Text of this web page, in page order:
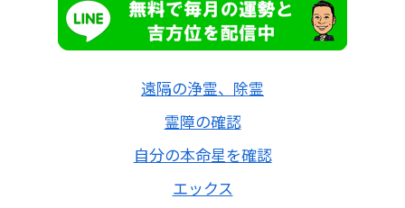
遠隔の浄霊、除霊
霊障の確認
自分の本命星を確認
エックス